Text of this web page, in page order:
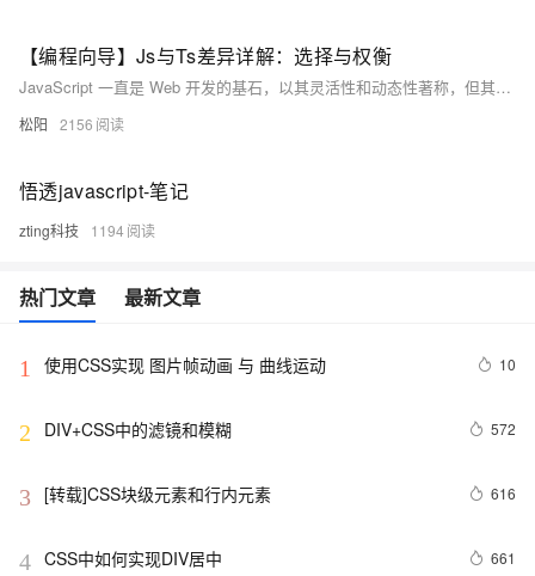
【编程向导】Js与Ts差异详解：选择与权衡
JavaScript 一直是 Web 开发的基石，以其灵活性和动态性著称，但其松散类型可能导致大型项目中出现难以调试的错误。TypeScript 作为 JavaScript 的超集，通过引入静态类型系统，提供了更高的类型安全性和更好的工具支持，尤其适合大型团队和复杂项目。本文详细对比了 JavaScript 和 TypeScript 的优缺点，并提供了实际代码示例，帮助开发者根据项目需求选择合适的工具。
松阳 2156
悟透javascript-笔记
zting科技 1194
热门文章 最新文章
1 使用CSS实现 图片帧动画 与 曲线运动 10
2 DIV+CSS中的滤镜和模糊 572
3 [转载]CSS块级元素和行内元素 616
4 CSS中如何实现DIV居中 661